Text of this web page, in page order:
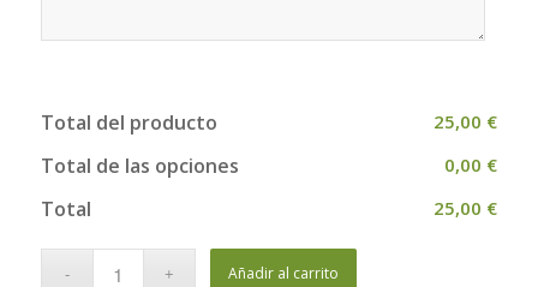
Total del producto 25,00 €
Total de las opciones 0,00 €
Total 25,00 €
Añadir al carrito